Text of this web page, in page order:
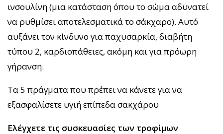
ινσουλίνη (μια κατάσταση όπου το σώμα αδυνατεί
να ρυθμίσει αποτελεσματικά το σάκχαρο). Αυτό
αυξάνει τον κίνδυνο για παχυσαρκία, διαβήτη
τύπου 2, καρδιοπάθειες, ακόμη και για πρόωρη
γήρανση.
Τα 5 πράγματα που πρέπει να κάνετε για να
εξασφαλίσετε υγιή επίπεδα σακχάρου
Ελέγχετε τις συσκευασίες των τροφίμων